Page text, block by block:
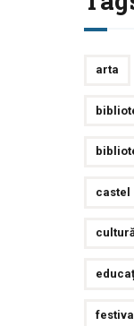
arta
castel